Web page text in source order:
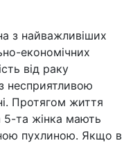
з найважливіших
економічних
від раку
несприятливою
Протягом життя
та жінка мають
пухлиною. Якщо в